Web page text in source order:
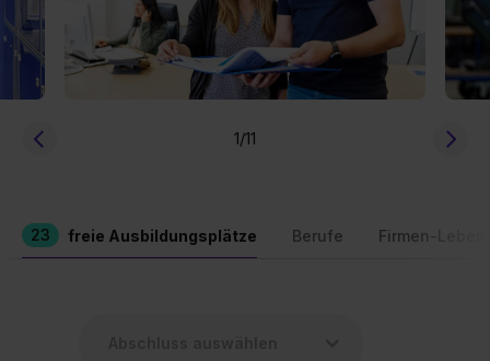
1/11
23 freie Ausbildungsplätze Berufe Firmen-